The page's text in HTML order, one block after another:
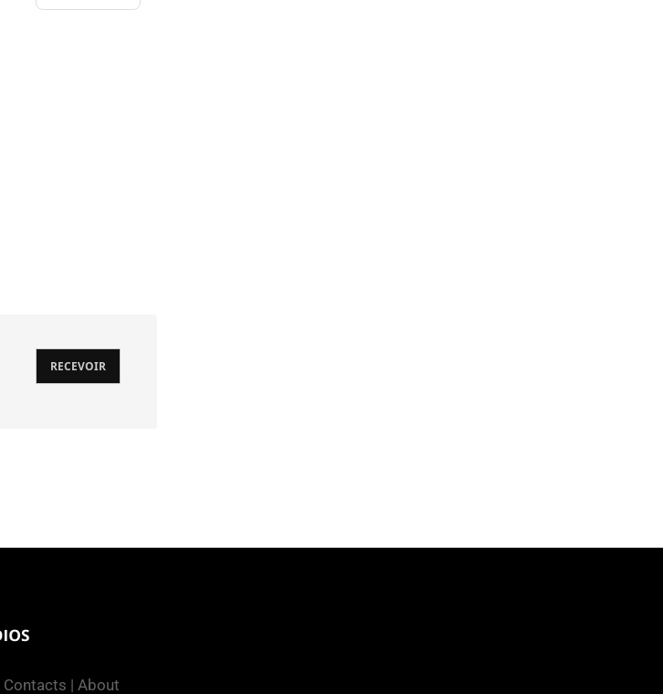
RECEVOIR
Contacts | About